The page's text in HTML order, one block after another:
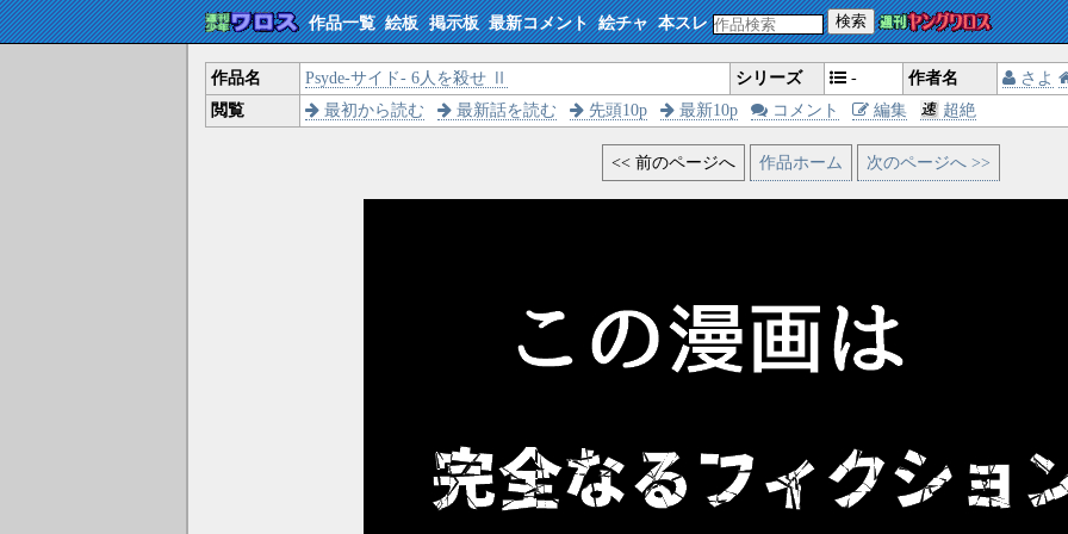
作品一覧 絵板 掲示板 最新コメント 絵チャ 本スレ 検索
作品名 Psyde-サイド- 6人を殺せ Ⅱ シリーズ - 作者名
さよ
閲覧
最初から読む 最新話を読む 先頭10p 最新10p コメント 編集 超絶
<< 前のページへ 作品ホーム 次のページへ >>